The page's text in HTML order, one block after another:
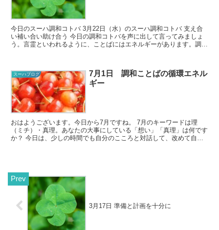
今日のスーハ調和コトバ 3月22日（水）のスーハ調和コトバ 支え合
い補い合い助け合う 今日の調和コトバを声に出して言ってみましょ
う。言霊といわれるように、ことばにはエネルギーがあります。調和
スーハブログ
7月1日 調和ことばの循環エネル
ギー
おはようございます。今日から7月ですね。 7月のキーワードは理
（ミチ）・真理。あなたの大事にしている「想い」「真理」は何です
か？ 今日は、少しの時間でも自分のこころと対話して、改めて自分
3月17日 準備と計画を十分に